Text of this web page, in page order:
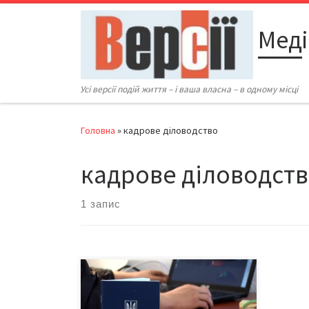
Перейти до вмісту
Усі версії подій життя – і ваша власна – в одному місці
Головна »кадрове діловодство
кадрове
1 запис
Уряд України має намір повністю
“винищити паперові процеси” в
державних органах і починає з